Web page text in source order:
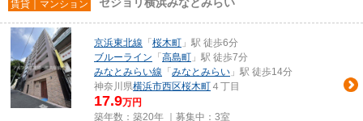
賃貸｜マンション
京浜東北線 「 桜木町 」駅 徒歩6分
ブルーライン 「 高島町 」駅 徒歩7分
みなとみらい線 「 みなとみらい 」駅 徒歩14分
神奈川県横浜市西区桜木町 ４丁目
17.9万円
築年数：築20年 ｜募集中： 3室